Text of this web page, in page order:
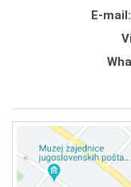
E-mail: